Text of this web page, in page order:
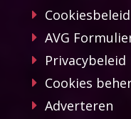
Cookiesbeleid
AVG
Privacybeleid
Cookies
Adverteren